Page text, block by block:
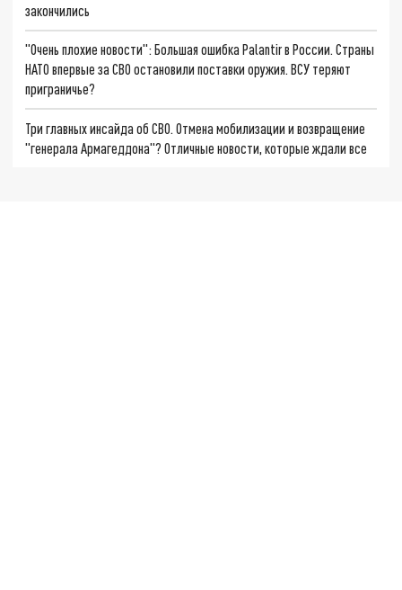
закончились
"Очень плохие новости": Большая ошибка Palantir в России. Страны
НАТО впервые за СВО остановили поставки оружия. ВСУ теряют
приграничье?
Три главных инсайда об СВО. Отмена мобилизации и возвращение
"генерала Армагеддона"? Отличные новости, которые ждали все